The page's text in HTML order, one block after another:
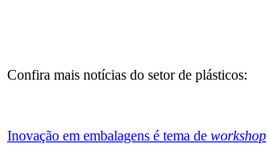
Confira mais notícias do setor de plásticos:
Inovação em embalagens é tema de workshop